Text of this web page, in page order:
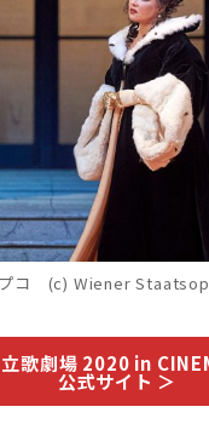
プコ (c) Wiener
歌劇場 2020 in
公式サイト ＞